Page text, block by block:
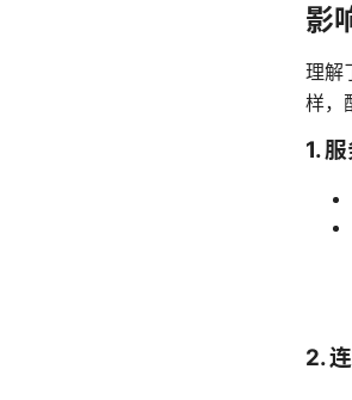
影
理解
样，
1.
2.